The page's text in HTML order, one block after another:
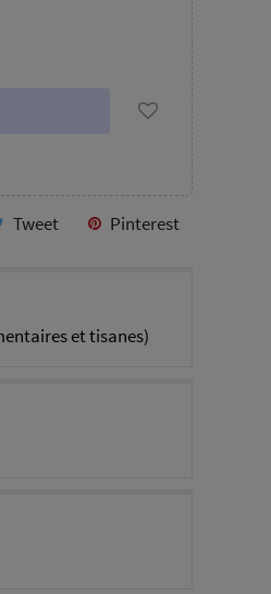
Tweet Pinterest
et tisanes)